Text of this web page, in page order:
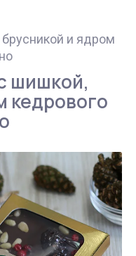
и
для
и ядром
шишкой,
кедрового